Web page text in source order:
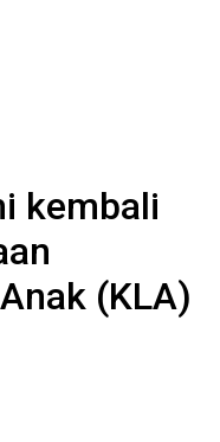
kembali
(KLA)